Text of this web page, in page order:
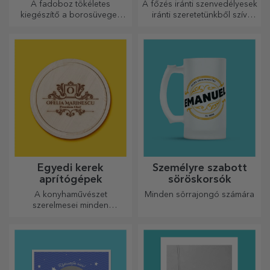
Személyre szabott
képkeretek
Kedvenc fényképeid büszkén
kiállíthatók – válassz
személyre szabott
képkereteket!
Személyre szabott
dekoratív párnák
Ajándék otthonra,
dekorációként vagy öleléshez
– a személyre szabott párnák
tökéletesek.
Személyre szabott